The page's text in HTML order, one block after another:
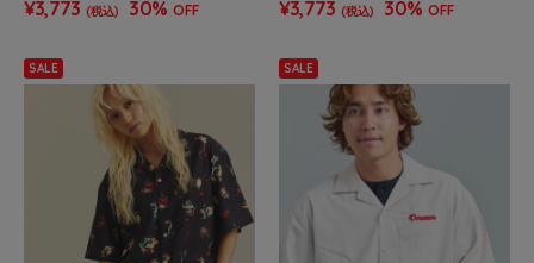
¥3,773 (税込) 30% OFF ¥3,773 (税込) 30% OFF
SALE SALE